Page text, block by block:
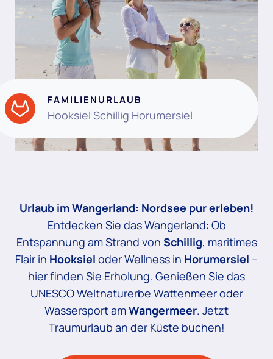
FAMILIENURLAUB
Hooksiel Schillig Horumersiel
Urlaub im Wangerland: Nordsee pur erleben!
Entdecken Sie das Wangerland: Ob
Entspannung am Strand von Schillig, maritimes
Flair in Hooksiel oder Wellness in Horumersiel –
hier finden Sie Erholung. Genießen Sie das
UNESCO Weltnaturerbe Wattenmeer oder
Wassersport amWangermeer. Jetzt
Traumurlaub an der Küste buchen!